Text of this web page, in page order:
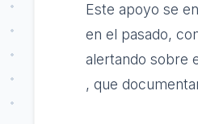
Este apoyo se
en el pasado,
alertando sobre
, que